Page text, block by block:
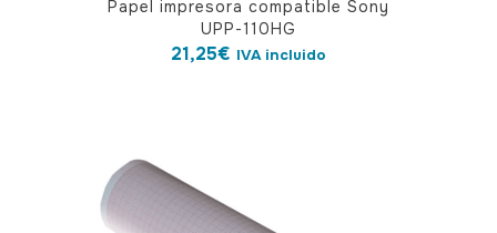
Papel impresora compatible Sony
UPP-110HG
21,25€ IVA incluido